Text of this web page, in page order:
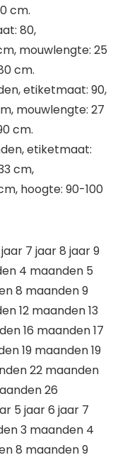
cm.
80,
mouwlengte: 25
cm.
etiketmaat: 90,
mouwlengte: 27
cm.
etiketmaat:
cm,
hoogte: 90-100
7 jaar 8 jaar 9
4 maanden 5
8 maanden 9
12 maanden 13
16 maanden 17
19 maanden 19
22 maanden
26
5 jaar 6 jaar 7
3 maanden 4
8 maanden 9